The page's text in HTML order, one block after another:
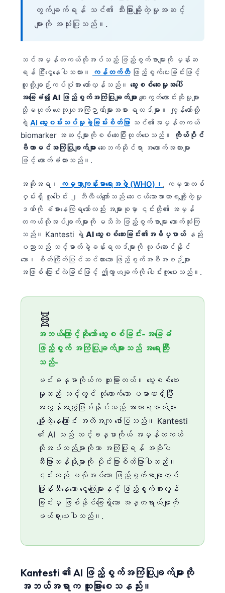
တွက်ချက်ရန် သင်၏ သီးခြားချို့တဲ့မှုအဆင့်
များကို အသုံးပြုသည်။.
သင်အမှန်တကယ်လိုအပ်သည့် ဖြည့်စွက်စာများကို မှန်းဆ
ရန် ငြီးငွေ့နေပါသလား။
ကန်တက်တီဖြည့်စွက်ပေးခြင်းဖြင့်
လူတို့ချဉ်းကပ်ပုံအား တော်လှန်သည်။ သွေးစစ်ဆေးမှုအပေါ်
အခြေခံ၍ AI ဖြည့်စွက်အကြံပြုချက်များ စျေးကွက်တောင်းဆိုမှုများ
သို့မဟုတ် ယေဘုယျအကြံဉာဏ်များအစား ရလဒ်များ။ ကျွန်တော်တို့
ရဲ့ AI သွေးစမ်းသပ်မှုခွဲခြမ်းစိတ်ဖြာ သင်၏အမှန်တကယ်
biomarker အဆင့်များကိုစစ်ဆေးပြီးထုတ်ပေးသည်။
ကိုယ်ပိုင်
ဗီတာမင်အကြံပြုချက်များ ဆေးဘက်ဆိုင်ရာ အထောက်အထားများ
ဖြင့် ထောက်ခံထားသည်။.
အဆိုအရ၊ ကမ္ဘာ့ကျန်းမာရေးအဖွဲ့ (WHO)၊ , ကမ္ဘာတစ်
ဝှမ်းရှိ လူပေါင်း ၂ ဘီလီယံကျော်သည် သေးငယ်သောအာဟာရချို့တဲ့မှု
ဒဏ်ကို ခံစားနေကြရသော်လည်း အများစုမှာ ၎င်းတို့၏ အမှန်
တကယ်လိုအပ်ချက်များကို မသိဘဲ ဖြည့်စွက်စာများ သောက်သုံးကြ
သည်။ Kantesti ရဲ့ AI သွေးစစ်ဆေးခြင်း၏အဓိပ္ပာယ်နည်း
ပညာသည် သင့်ဓာတ်ခွဲခန်းရလဒ်များကို လုပ်ဆောင်နိုင်
သော၊ စိတ်ကြိုက်ပြင်ဆင်ထားသော ဖြည့်စွက်အစီအစဉ်များ
အဖြစ် ပြောင်းလဲခြင်းဖြင့် ဤကွာဟချက်ကို ပေါင်းကူးပေးသည်။.
🧬
အဘယ်ကြောင့်ဆိုသော် သွေးစစ်ခြင်း-အခြေခံ
ဖြည့်စွက် အကြံပြုချက်များသည် အရေးကြီး
သည်-
မင်းခန္ဓာကိုယ်က ထူးခြားတယ်။ သွေးစစ်ဆေး
မှုသည် သင့်တွင် လုံလောက်သော ပမာဏရှိပြီး
အလွန်အကျွံဖြစ်နိုင်သည့် အာဟာရဓာတ်များ
ချို့တဲ့နေကြောင်း အတိအကျ ဖော်ပြသည်။ Kantesti
၏ AI သည် သင့်ခန္ဓာကိုယ် အမှန်တကယ်
လိုအပ်သည်များကိုသာ အကြံပြုရန် အဆိုပါ
သီးခြားတန်ဖိုးများကို ပိုင်းခြားစိတ်ဖြာပါသည်။
၎င်းသည် မလိုအပ်သော ဖြည့်စွက်စာများတွင်
ဖြုန်းတီးနေသော ငွေကြေးများနှင့် ဖြည့်စွက်အားလွန်
ခြင်းမှ ဖြစ်နိုင်ခြေရှိသော အန္တရာယ်များကို
ဖယ်ရှားပေးပါသည်။.
Kantesti ၏ AI ဖြည့်စွက်အကြံပြုချက်များကို
အဘယ်အရာက ထူးခြားစေသနည်း။